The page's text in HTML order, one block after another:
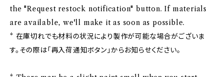
the "Request restock notification" button. If materials
are available, we'll make it as soon as possible.
* 在庫切れでも材料の状況により製作が可能な場合がございま
す。その際は「再入荷通知ボタン」からお知らせください。